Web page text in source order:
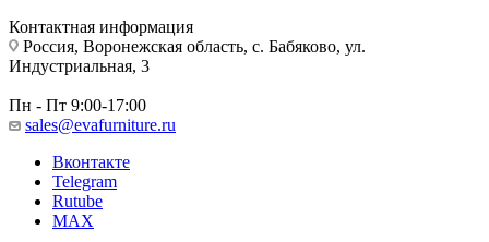
Контактная информация
Россия, Воронежская область, с. Бабяково, ул.
Индустриальная, 3
Пн - Пт 9:00-17:00
sales@evafurniture.ru
Вконтакте
Telegram
Rutube
MAX